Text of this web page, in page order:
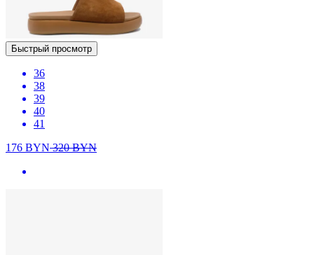
Быстрый просмотр
36
38
39
40
41
176 BYN320BYN